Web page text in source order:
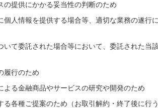
提供にかかる妥当性の判断のため
人情報を提供する場合等、適切な業務の遂行
て委託された場合等において、委託された当
履行のため
る金融商品やサービスの研究や開発のため
各種ご提案のため（お取引解約・終了後に行